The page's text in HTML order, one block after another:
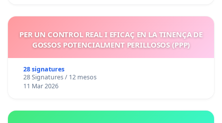
PER UN CONTROL REAL I EFICAÇ EN LA TINENÇA DE
GOSSOS POTENCIALMENT PERILLOSOS (PPP)
28 signatures
28 Signatures / 12 mesos
11 Mar 2026